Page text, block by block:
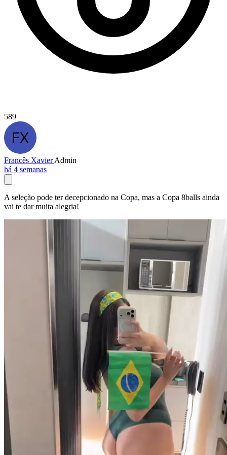
589
Francês XavierAdmin
há 4 semanas
A seleção pode ter decepcionado na Copa, mas a Copa 8balls ainda
vai te dar muita alegria!